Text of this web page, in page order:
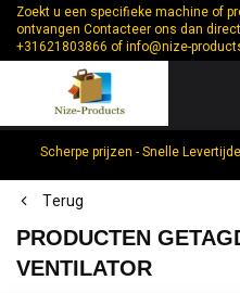
Zoekt u een specifieke machine of
ontvangen Contacteer ons dan
+31621803866 ofinfo@nize-
Scherpe prijzen - Snelle
Terug
PRODUCTEN
VENTILATOR